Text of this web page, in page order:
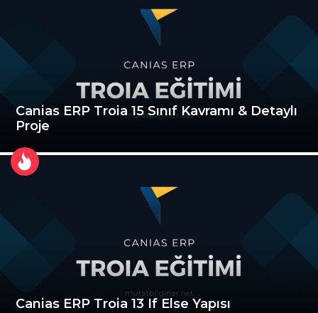
Canias ERP Troia 15 Sınıf Kavramı & Detaylı
Proje
Canias ERP Troia 13 If Else Yapısı